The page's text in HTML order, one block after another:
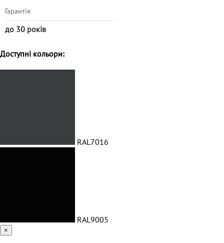
Гарантія
до 30 років
Доступні кольори:
RAL7016
RAL9005
×